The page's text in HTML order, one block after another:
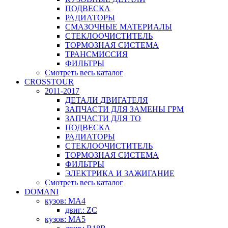
ПОДВЕСКА
РАДИАТОРЫ
СМАЗОЧНЫЕ МАТЕРИАЛЫ
СТЕКЛООЧИСТИТЕЛЬ
ТОРМОЗНАЯ СИСТЕМА
ТРАНСМИССИЯ
ФИЛЬТРЫ
Смотреть весь каталог
CROSSTOUR
2011-2017
ДЕТАЛИ ДВИГАТЕЛЯ
ЗАПЧАСТИ ДЛЯ ЗАМЕНЫ ГРМ
ЗАПЧАСТИ ДЛЯ ТО
ПОДВЕСКА
РАДИАТОРЫ
СТЕКЛООЧИСТИТЕЛЬ
ТОРМОЗНАЯ СИСТЕМА
ФИЛЬТРЫ
ЭЛЕКТРИКА И ЗАЖИГАНИЕ
Смотреть весь каталог
DOMANI
кузов: MA4
двиг.: ZC
кузов: MA5